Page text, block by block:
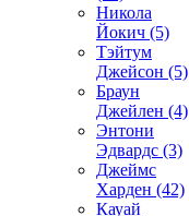
Никола
Йокич (5)
Тэйтум
Джейсон (5)
Браун
Джейлен (4)
Энтони
Эдвардс (3)
Джеймс
Харден (42)
Кауай